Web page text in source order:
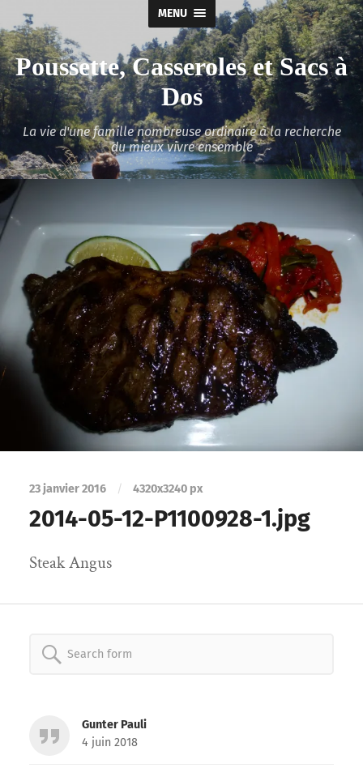
MENU
Poussette, Casseroles et Sacs à
Dos
La vie d'une famille nombreuse ordinaire à la recherche
du mieux vivre ensemble
23 janvier 2016 / 4320x3240 px
2014-05-12-P1100928-1.jpg
Steak Angus
Search
Gunter Pauli
4 juin 2018